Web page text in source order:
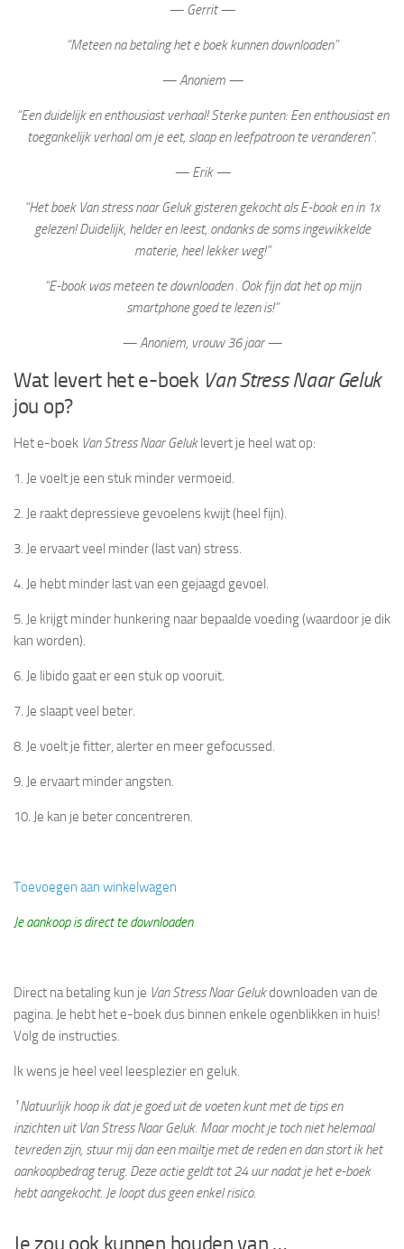
— Gerrit —
“Meteen na betaling het e boek kunnen downloaden”
— Anoniem —
“Een duidelijk en enthousiast verhaal! Sterke punten: Een enthousiast en
toegankelijk verhaal om je eet, slaap en leefpatroon te veranderen”.
— Erik —
“Het boek Van stress naar Geluk gisteren gekocht als E-book en in 1x
gelezen! Duidelijk, helder en leest, ondanks de soms ingewikkelde
materie, heel lekker weg!”
“E-book was meteen te downloaden . Ook fijn dat het op mijn
smartphone goed te lezen is!”
— Anoniem, vrouw 36 jaar —
Wat levert het e-boek Van Stress Naar Geluk
jou op?
Het e-boek Van Stress Naar Geluklevert je heel wat op:
1. Je voelt je een stuk minder vermoeid.
2. Je raakt depressieve gevoelens kwijt (heel fijn).
3. Je ervaart veel minder (last van) stress.
4. Je hebt minder last van een gejaagd gevoel.
5. Je krijgt minder hunkering naar bepaalde voeding (waardoor je dik
kan worden).
6. Je libido gaat er een stuk op vooruit.
7. Je slaapt veel beter.
8. Je voelt je fitter, alerter en meer gefocussed.
9. Je ervaart minder angsten.
10. Je kan je beter concentreren.
Toevoegen aan winkelwagen
Je aankoop is direct te downloaden
Direct na betaling kun je Van Stress Naar Gelukdownloaden van de
pagina. Je hebt het e-boek dus binnen enkele ogenblikken in huis!
Volg de instructies.
Ik wens je heel veel leesplezier en geluk.
¹ Natuurlijk hoop ik dat je goed uit de voeten kunt met de tips en
inzichten uit Van Stress Naar Geluk. Maar mocht je toch niet helemaal
tevreden zijn, stuur mij dan een mailtje met de reden en dan stort ik het
aankoopbedrag terug. Deze actie geldt tot 24 uur nadat je het e-boek
hebt aangekocht. Je loopt dus geen enkel risico.
Je zou ook kunnen houden van …